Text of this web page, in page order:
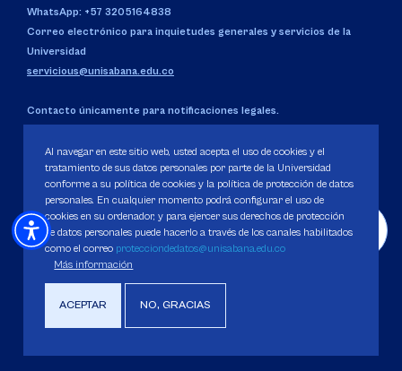
WhatsApp: +57 3205164838
Correo electrónico para inquietudes generales y servicios de la
Universidad
servicious@unisabana.edu.co
Contacto únicamente para notificaciones legales.
notificacioneslegales@unisabana.edu.co
UBICACIÓN
Campus del Puente del Común,Km. 7, Autopista Norte de
Bogotá.Chía, Cundinamarca, Colombia.
Código SNIES 1711
Resolución 130 del 14 de enero de 1980
Al navegar en este sitio web, usted acepta el uso de cookies y el
tratamiento de sus datos personales por parte de la Universidad
conforme a su política de cookies y la política de protección de datos
personales. En cualquier momento podrá configurar el uso de
cookies en su ordenador, y para ejercer sus derechos de protección
de datos personales puede hacerlo a través de los canales habilitados
como el correo protecciondedatos@unisabana.edu.co
Más información
ACEPTAR NO, GRACIAS